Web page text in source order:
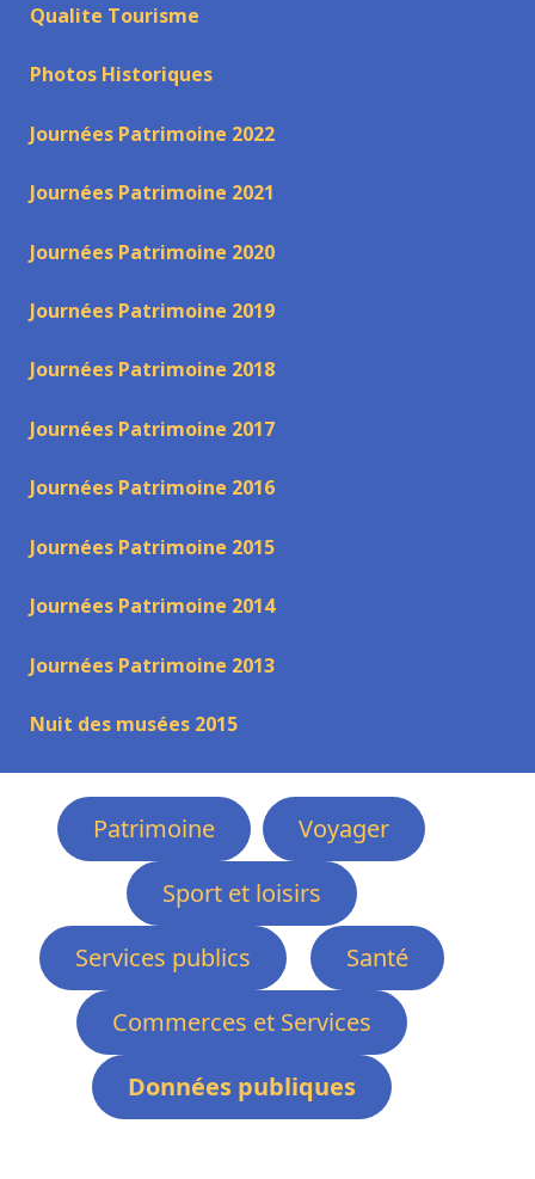
Qualite Tourisme
Photos Historiques
Journées Patrimoine 2022
Journées Patrimoine 2021
Journées Patrimoine 2020
Journées Patrimoine 2019
Journées Patrimoine 2018
Journées Patrimoine 2017
Journées Patrimoine 2016
Journées Patrimoine 2015
Journées Patrimoine 2014
Journées Patrimoine 2013
Nuit des musées 2015
Patrimoine
Voyager
Sport et loisirs
Services publics
Santé
Commerces et Services
Données publiques